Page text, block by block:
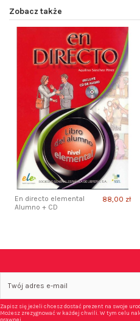
Zobacz także
En directo elemental
Alumno + CD
88,00 zł
Zapisz się jeżeli chcesz dostać prezent na swoje
Możesz zrezygnować w każdej chwili. W tym celu
prawnej.